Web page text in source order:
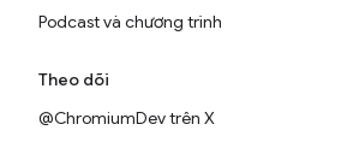
Podcast và chương trình
Theo dõi
@ChromiumDev trên X